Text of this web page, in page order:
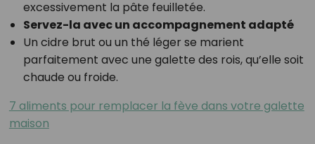
excessivement la pâte feuilletée.
Servez-la avec un accompagnement adapté
Un cidre brut ou un thé léger se marient
parfaitement avec une galette des rois, qu’elle soit
chaude ou froide.
7 aliments pour remplacer la fève dans votre galette
maison